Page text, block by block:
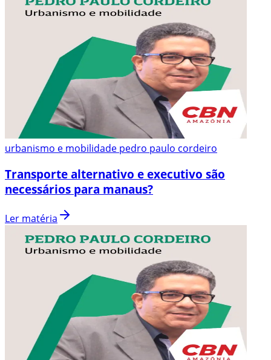
urbanismo e mobilidade pedro paulo cordeiro
Transporte alternativo e executivo são
necessários para manaus?
Ler matéria